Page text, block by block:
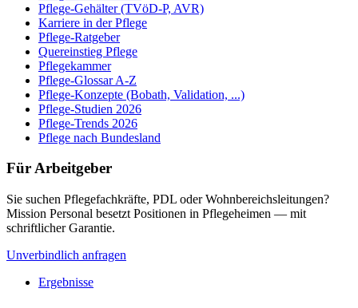
Pflege-Gehälter (TVöD-P, AVR)
Karriere in der Pflege
Pflege-Ratgeber
Quereinstieg Pflege
Pflegekammer
Pflege-Glossar A-Z
Pflege-Konzepte (Bobath, Validation, ...)
Pflege-Studien 2026
Pflege-Trends 2026
Pflege nach Bundesland
Für Arbeitgeber
Sie suchen Pflegefachkräfte, PDL oder Wohnbereichsleitungen?
Mission Personal besetzt Positionen in Pflegeheimen — mit
schriftlicher Garantie.
Unverbindlich anfragen
Ergebnisse